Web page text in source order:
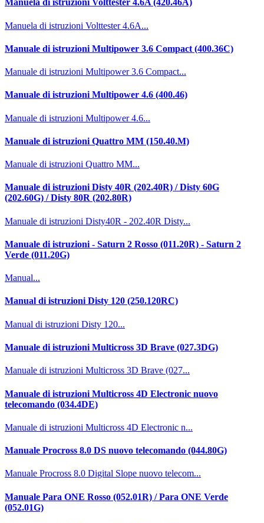
Manuela di istruzioni Volttester 4.6A (420.46A)
Manuela di istruzioni Volttester 4.6A...
Manuale di istruzioni Multipower 3.6 Compact (400.36C)
Manuale di istruzioni Multipower 3.6 Compact...
Manuale di istruzioni Multipower 4.6 (400.46)
Manuale di istruzioni Multipower 4.6...
Manuale di istruzioni Quattro MM (150.40.M)
Manuale di istruzioni Quattro MM...
Manuale di istruzioni Disty 40R (202.40R) / Disty 60G
(202.60G) / Disty 80R (202.80R)
Manuale di istruzioni Disty40R - 202.40R Disty...
Manuale di istruzioni - Saturn 2 Rosso (011.20R) - Saturn 2
Verde (011.20G)
Manual...
Manual di istruzioni Disty 120 (250.120RC)
Manual di istruzioni Disty 120...
Manuale di istruzioni Multicross 3D Brave (027.3DG)
Manuale di istruzioni Multicross 3D Brave (027...
Manuale di istruzioni Multicross 4D Electronic nuovo
telecomando (034.4DE)
Manuale di istruzioni Multicross 4D Electronic n...
Manuale Procross 8.0 DS nuovo telecomando (044.80G)
Manuale Procross 8.0 Digital Slope nuovo telecom...
Manuale Para ONE Rosso (052.01R) / Para ONE Verde
(052.01G)